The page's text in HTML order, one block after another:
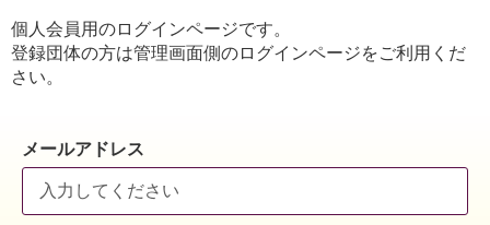
個人会員用のログインページです。
登録団体の方は管理画面側のログインページをご利用くだ
さい。
メールアドレス